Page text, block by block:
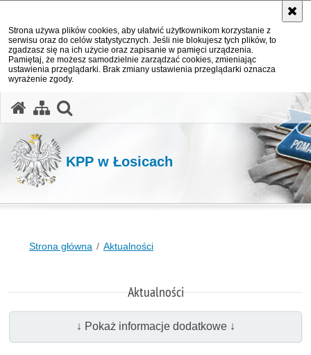
Strona używa plików cookies, aby ułatwić użytkownikom korzystanie z
serwisu oraz do celów statystycznych. Jeśli nie blokujesz tych plików, to
zgadzasz się na ich użycie oraz zapisanie w pamięci urządzenia.
Pamiętaj, że możesz samodzielnie zarządzać cookies, zmieniając
ustawienia przeglądarki. Brak zmiany ustawienia przeglądarki oznacza
wyrażenie zgody.
KPP w Łosicach
Strona główna Aktualności
Aktualności
↓ Pokaż informacje dodatkowe ↓